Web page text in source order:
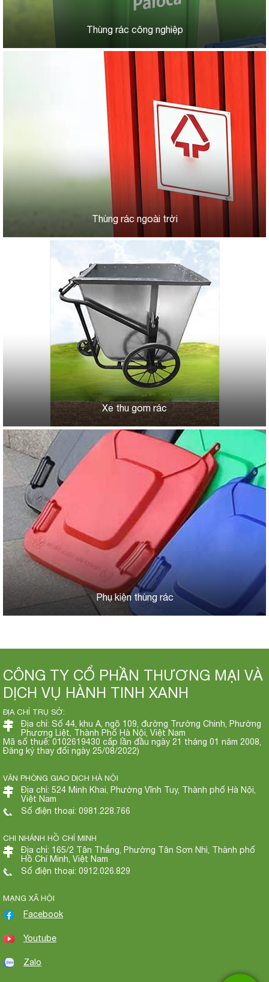
Thùng rác công nghiệp
Thùng rác ngoài trời
Xe thu gom rác
Phụ kiện thùng rác
CÔNG TY CỔ PHẦN THƯƠNG MẠI VÀ
DỊCH VỤ HÀNH TINH XANH
ĐỊA CHỈ TRỤ SỞ:
Địa chỉ: Số 44, khu A, ngõ 109, đường Trường Chinh, Phường
Phương Liệt, Thành Phố Hà Nội, Việt Nam
Mã số thuế: 0102619430 cấp lần đầu ngày 21 tháng 01 năm 2008,
Đăng ký thay đổi ngày 25/08/2022)
VĂN PHÒNG GIAO DỊCH HÀ NỘI
Địa chỉ: 524 Minh Khai, Phường Vĩnh Tuy, Thành phố Hà Nội,
Việt Nam
Số điện thoại: 0981.228.766
CHI NHÁNH HỒ CHÍ MINH
Địa chỉ: 165/2 Tân Thắng, Phường Tân Sơn Nhì, Thành phố
Hồ Chí Minh, Việt Nam
Số điện thoại: 0912.026.829
MẠNG XÃ HỘI
Facebook
Youtube
Zalo